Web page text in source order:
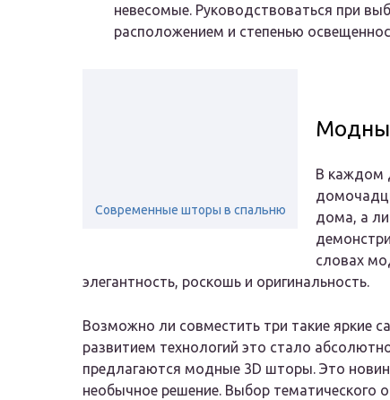
невесомые. Руководствоваться при
расположением и степенью
Современные шторы в спальню
В каждом
дома, а
словах
элегантность, роскошь и оригинальность.
Возможно ли совместить три такие яркие
развитием технологий это стало
предлагаются модные 3D шторы. Это
необычное решение. Выбор тематического